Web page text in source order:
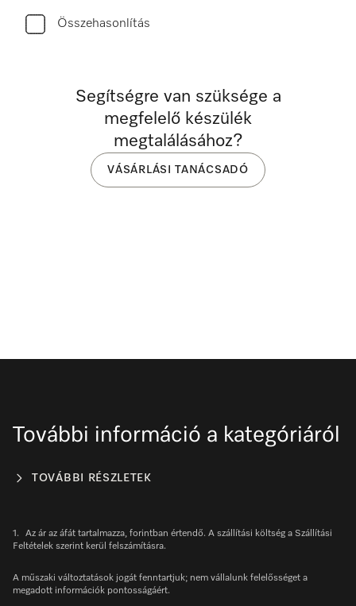
Összehasonlítás
Segítségre van szüksége a
megfelelő készülék
megtalálásához?
VÁSÁRLÁSI TANÁCSADÓ
További információ a kategóriáról
TOVÁBBI RÉSZLETEK
1.
Az ár az áfát tartalmazza, forintban értendő. A szállítási költség a Szállítási
Feltételek szerint kerül felszámításra.
A műszaki változtatások jogát fenntartjuk; nem vállalunk felelősséget a
megadott információk pontosságáért.